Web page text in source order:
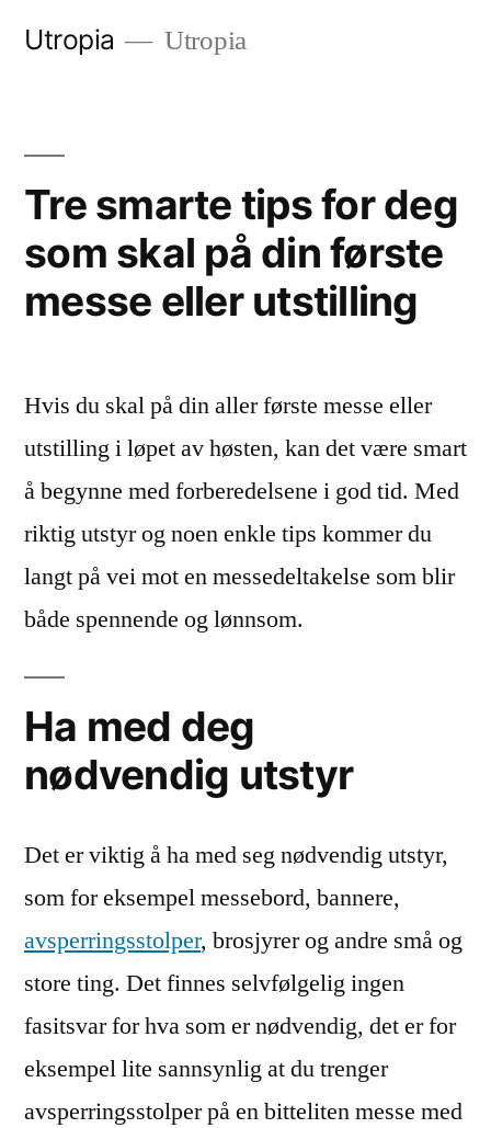
Utropia Utropia
Tre smarte tips for deg
som skal på din første
messe eller utstilling
Hvis du skal på din aller første messe eller
utstilling i løpet av høsten, kan det være smart
å begynne med forberedelsene i god tid. Med
riktig utstyr og noen enkle tips kommer du
langt på vei mot en messedeltakelse som blir
både spennende og lønnsom.
Ha med deg
nødvendig utstyr
Det er viktig å ha med seg nødvendig utstyr,
som for eksempel messebord, bannere,
avsperringsstolper, brosjyrer og andre små og
store ting. Det finnes selvfølgelig ingen
fasitsvar for hva som er nødvendig, det er for
eksempel lite sannsynlig at du trenger
avsperringsstolper på en bitteliten messe med